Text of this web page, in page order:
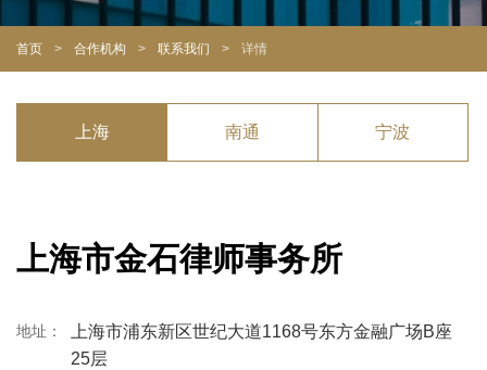
首页 > 合作机构 > 联系我们 > 详情
上海 南通 宁波
上海市金石律师事务所
地址：
上海市浦东新区世纪大道1168号东方金融广场B座
25层